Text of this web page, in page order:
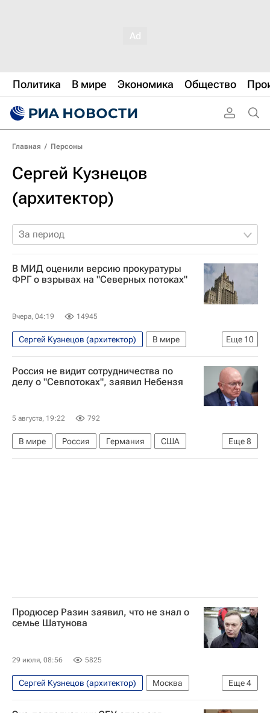
Политика В мире Экономика Общество
Главная / Персоны
Сергей Кузнецов
(архитектор)
За период
В МИД оценили версию прокуратуры
ФРГ о взрывах на "Северных потоках"
Вчера, 04:19 14945
Еще 10
Сергей Кузнецов (архитектор)
В мире
Германия
США Россия
Джо Байден
Сеймур Херш
НАТО
Министерство обороны США
Северный поток — 2
Россия не видит сотрудничества по
делу о "Севпотоках", заявил Небензя
5 августа, 19:22 792
Еще8
В мире Россия Германия
США
Василий Небензя
Сеймур Херш
Продюсер Разин заявил, что не знал о
семье Шатунова
29 июля, 08:56 5825
Еще4
Сергей Кузнецов (архитектор)
Москва
Россия
Андрей Разин
Юрий Шатунов